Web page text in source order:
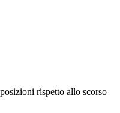
rispetto allo scorso